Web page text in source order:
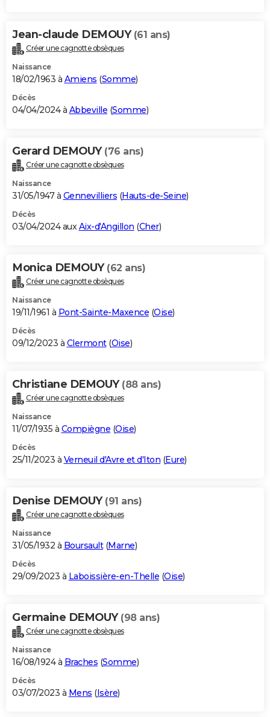
Jean-claude DEMOUY (61 ans)
Créer une cagnotte obsèques
Naissance
18/02/1963 à Amiens (Somme)
Décès
04/04/2024 à Abbeville (Somme)
Gerard DEMOUY (76 ans)
Créer une cagnotte obsèques
Naissance
31/05/1947 à Gennevilliers (Hauts-de-Seine)
Décès
03/04/2024 auxAix-d'Angillon (Cher)
Monica DEMOUY (62 ans)
Créer une cagnotte obsèques
Naissance
19/11/1961 à Pont-Sainte-Maxence (Oise)
Décès
09/12/2023 à Clermont(Oise)
Christiane DEMOUY (88 ans)
Créer une cagnotte obsèques
Naissance
11/07/1935 à Compiègne (Oise)
Décès
25/11/2023 à Verneuil d'Avre et d'Iton (Eure)
Denise DEMOUY (91 ans)
Créer une cagnotte obsèques
Naissance
31/05/1932 à Boursault(Marne)
Décès
29/09/2023 à Laboissière-en-Thelle (Oise)
Germaine DEMOUY (98 ans)
Créer une cagnotte obsèques
Naissance
16/08/1924 à Braches (Somme)
Décès
03/07/2023 à Mens (Isère)